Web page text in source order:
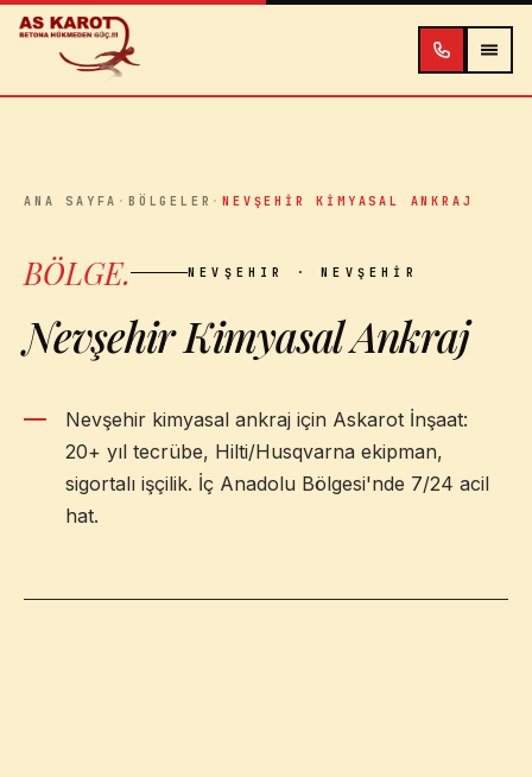
İçeriğe atla
ANA SAYFA ·BÖLGELER ·NEVŞEHIR KIMYASAL ANKRAJ
BÖLGE. NEVŞEHIR · NEVŞEHIR
Nevşehir Kimyasal Ankraj
Nevşehir kimyasal ankraj için Askarot İnşaat:
20+ yıl tecrübe, Hilti/Husqvarna ekipman,
sigortalı işçilik. İç Anadolu Bölgesi'nde 7/24 acil
hat.